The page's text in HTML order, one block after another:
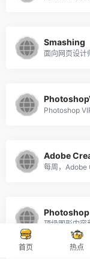
Smashing
Adobe
Photoshop
首页 热点